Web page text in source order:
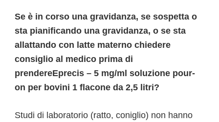
Se è in corso una gravidanza, se sospetta o
sta pianificando una gravidanza, o se sta
allattando con latte materno chiedere
consiglio al medico prima di
prendereEprecis – 5 mg/ml soluzione pour-
on per bovini 1 flacone da 2,5 litri?
Studi di laboratorio (ratto, coniglio) non hanno